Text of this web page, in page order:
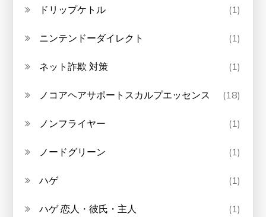
ドリップケトル (1)
ニンテンドーダイレクト (1)
ネット詐欺 対策 (1)
ノコアヘアサポートスカルプエッセンス (18)
ノンフライヤー (1)
ノードグリーン (1)
ハゲ (1)
ハゲ 恋人・彼氏・主人 (1)